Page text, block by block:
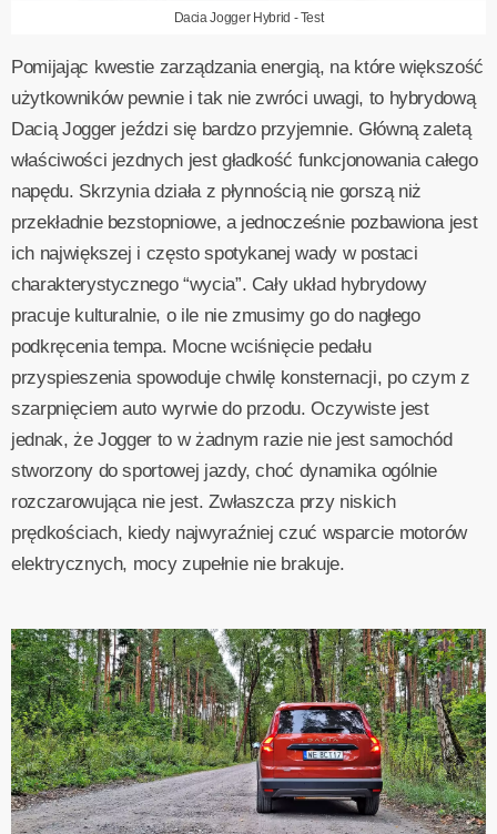
Dacia Jogger Hybrid - Test
Pomijając kwestie zarządzania energią, na które większość
użytkowników pewnie i tak nie zwróci uwagi, to hybrydową
Dacią Jogger jeździ się bardzo przyjemnie. Główną zaletą
właściwości jezdnych jest gładkość funkcjonowania całego
napędu. Skrzynia działa z płynnością nie gorszą niż
przekładnie bezstopniowe, a jednocześnie pozbawiona jest
ich największej i często spotykanej wady w postaci
charakterystycznego “wycia”. Cały układ hybrydowy
pracuje kulturalnie, o ile nie zmusimy go do nagłego
podkręcenia tempa. Mocne wciśnięcie pedału
przyspieszenia spowoduje chwilę konsternacji, po czym z
szarpnięciem auto wyrwie do przodu. Oczywiste jest
jednak, że Jogger to w żadnym razie nie jest samochód
stworzony do sportowej jazdy, choć dynamika ogólnie
rozczarowująca nie jest. Zwłaszcza przy niskich
prędkościach, kiedy najwyraźniej czuć wsparcie motorów
elektrycznych, mocy zupełnie nie brakuje.